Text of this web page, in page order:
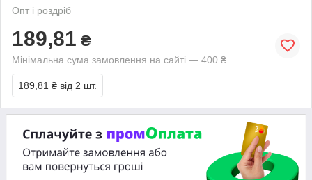
Опт і роздріб
189,81 ₴
Мінімальна сума замовлення на сайті — 400 ₴
189,81 ₴ від 2 шт.